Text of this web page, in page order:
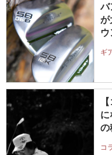
バ
が
ギ
の
コ